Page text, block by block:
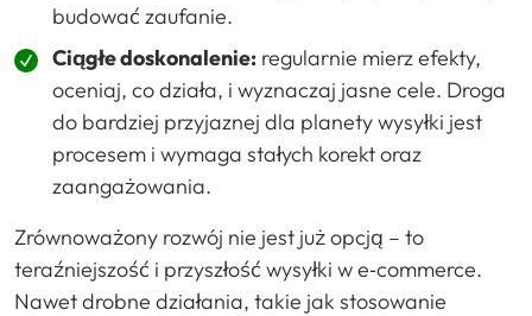
budować zaufanie.
Ciągłe doskonalenie: regularnie mierz efekty,
oceniaj, co działa, i wyznaczaj jasne cele. Droga
do bardziej przyjaznej dla planety wysyłki jest
procesem i wymaga stałych korekt oraz
zaangażowania.
Zrównoważony rozwój nie jest już opcją – to
teraźniejszość i przyszłość wysyłki w e‑commerce.
Nawet drobne działania, takie jak stosowanie